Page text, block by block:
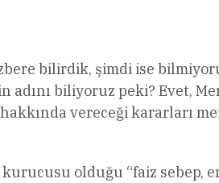
bilirdik, şimdi ise
biliyoruz peki? Evet,
vereceği kararları
olduğu “faiz sebep,